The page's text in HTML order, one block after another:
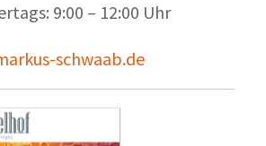
9:00 – 12:00 Uhr
schwaab.de